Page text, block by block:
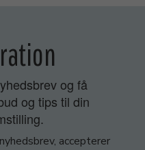
og få
og tips til din
accepterer